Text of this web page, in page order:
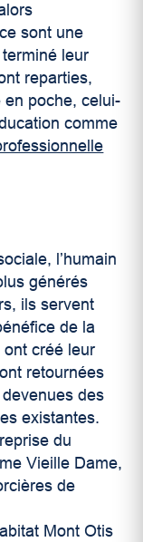
sont une
leur
reparties,
poche, celui-
comme
l’humain
générés
ils servent
de la
créé leur
retournées
des
existantes.
du
Vieille Dame,
de
Mont Otis